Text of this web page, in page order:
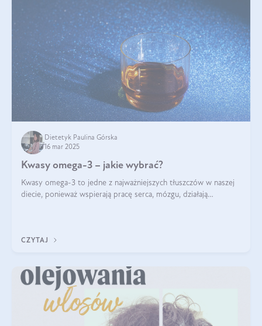
Dietetyk Paulina Górska
16 mar 2025
Kwasy omega-3 – jakie wybrać?
Kwasy omega-3 to jedne z najważniejszych tłuszczów w naszej
diecie, ponieważ wspierają pracę serca, mózgu, działają
CZYTAJ